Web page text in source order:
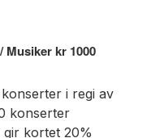
Musiker kr 1000
i regi av
konserter
gir kortet 20%